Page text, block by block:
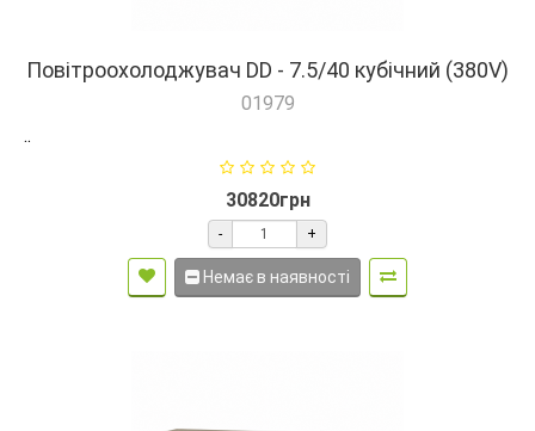
Повітроохолоджувач DD - 7.5/40 кубічний (380V)
01979
..
30820грн
- +
Немає в наявності